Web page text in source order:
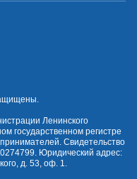
Ленинского
государственном регистре
Свидетельство
Юридический адрес:
д. 53, оф. 1.